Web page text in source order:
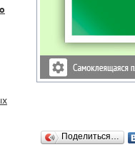
Поделиться…